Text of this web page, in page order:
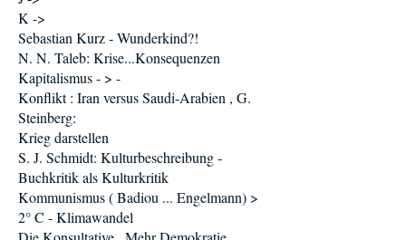
K ->
Sebastian Kurz - Wunderkind?!
N. N. Taleb: Krise...Konsequenzen
Kapitalismus - > -
Konflikt : Iran versus Saudi-Arabien , G.
Steinberg:
Krieg darstellen
S. J. Schmidt: Kulturbeschreibung -
Buchkritik als Kulturkritik
Kommunismus ( Badiou ... Engelmann) >
2° C - Klimawandel